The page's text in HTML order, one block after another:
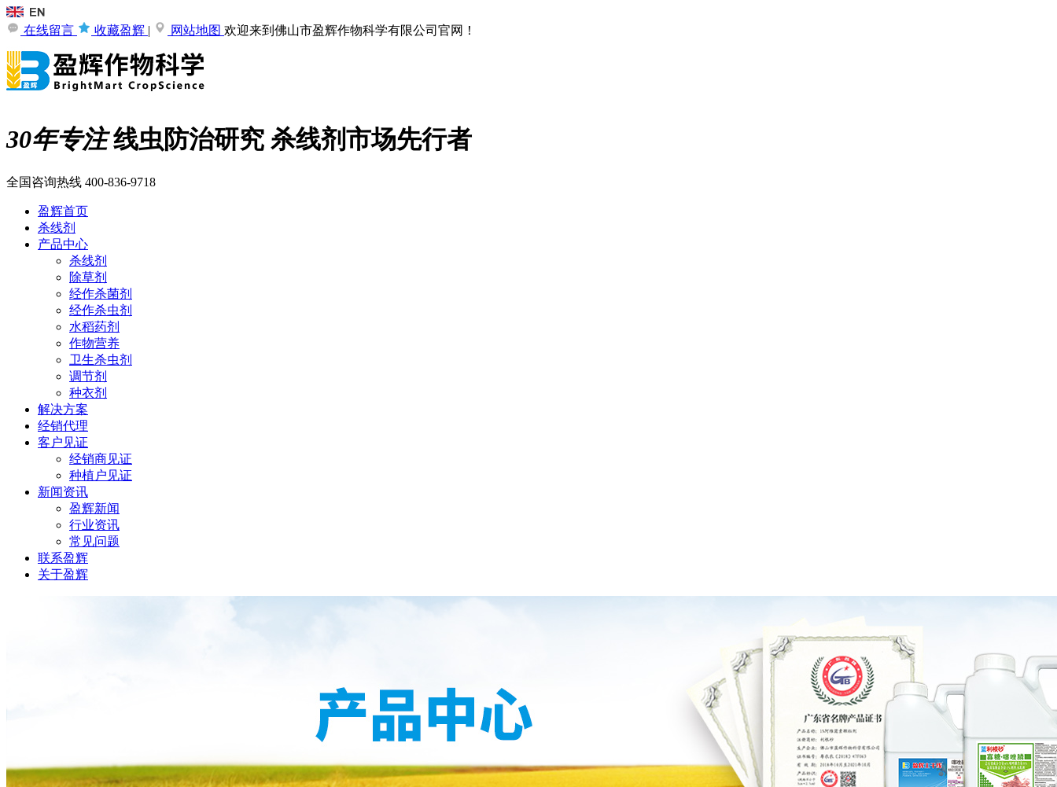
在线留言 收藏盈辉 | 网站地图 欢迎来到佛山市盈辉作物科学有限公司官网！
30年专注线虫防治研究 杀线剂市场先行者
全国咨询热线 400-836-9718
盈辉首页
杀线剂
产品中心
杀线剂
除草剂
经作杀菌剂
经作杀虫剂
水稻药剂
作物营养
卫生杀虫剂
调节剂
种衣剂
解决方案
经销代理
客户见证
经销商见证
种植户见证
新闻资讯
盈辉新闻
行业资讯
常见问题
联系盈辉
关于盈辉